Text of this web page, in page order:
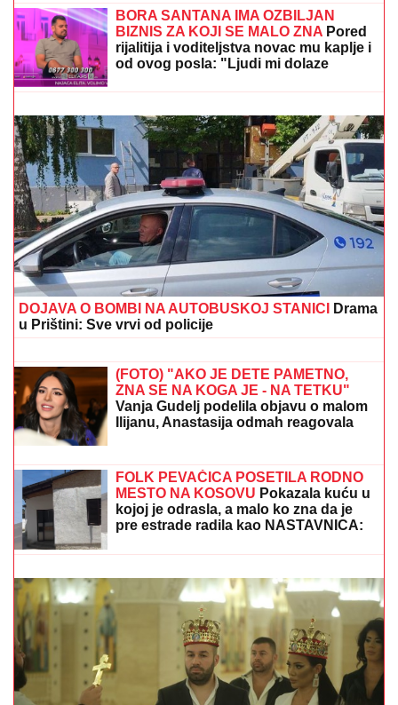
Pronašli gomilu predmeta, a kada su
ugledali OVO odmah je usledilo
hapšenje
"VOLIM STARIJE DEVOJKE"Mina i Viktor progovorili
o PRESELJENJU I BRAKU, pa OPLELI po rijaliti
učesnicima: "Ledena kraljica je opelješila deda
Daneta (VIDEO)
BORA SANTANA IMA OZBILJAN
BIZNIS ZA KOJI SE MALO ZNAPored
od ovog posla: "Ljudi mi dolaze
svakodnevno"
ANELI DOBILA PREPISKE FILIPA I
JOVANE CVIJANOVIĆOdmah se
DOJAVA O BOMBI NA AUTOBUSKOJ STANICIDrama
u Prištini: Sve vrvi od policije